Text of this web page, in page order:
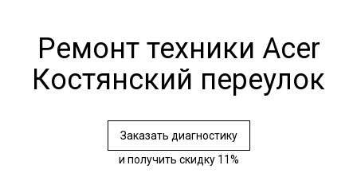
Ремонт техники Acer
Костянский переулок
Заказать диагностику
и получить скидку 11%